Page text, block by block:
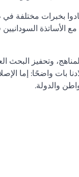
بخبرات مختلفة
الأساتذة
وتحفيز البحث
بات واضحًا: إما
والدولة.